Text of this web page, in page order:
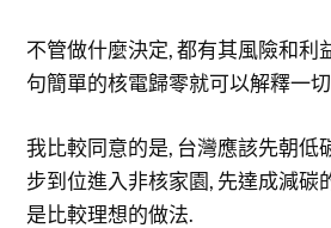
不管做什麼決定, 都有其風險和利
句簡單的核電歸零就可以解釋一
我比較同意的是, 台灣應該先朝低
步到位進入非核家園, 先達成減碳
是比較理想的做法.